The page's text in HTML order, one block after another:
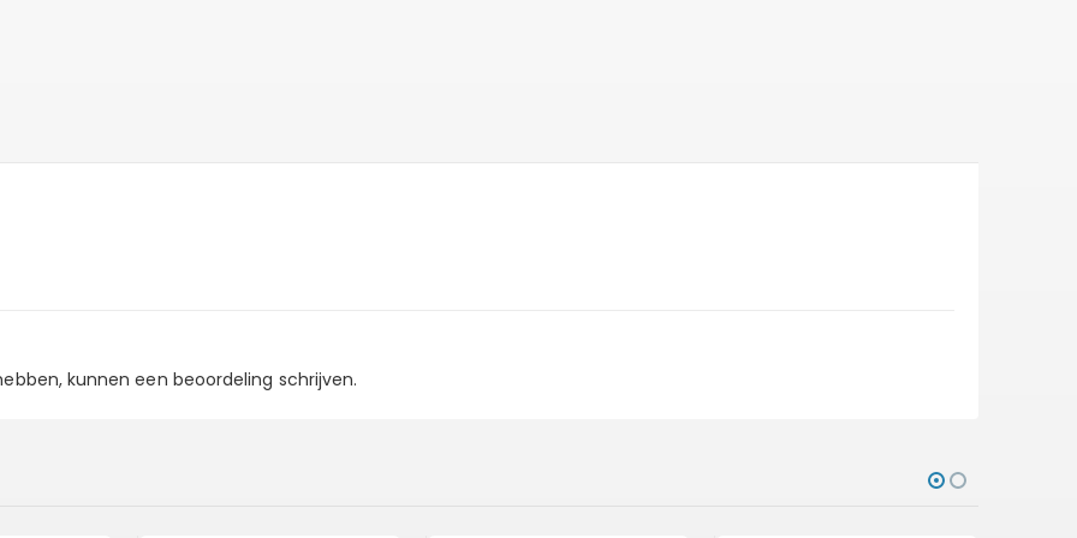
kunnen een beoordeling schrijven.